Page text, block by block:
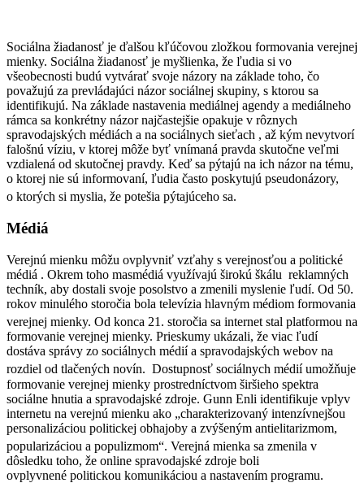
Sociálna žiadanosť je ďalšou kľúčovou zložkou formovania verejnej
mienky. Sociálna žiadanosť je myšlienka, že ľudia si vo
všeobecnosti budú vytvárať svoje názory na základe toho, čo
považujú za prevládajúci názor sociálnej skupiny, s ktorou sa
identifikujú. Na základe nastavenia mediálnej agendy a mediálneho
rámca sa konkrétny názor najčastejšie opakuje v rôznych
spravodajských médiách a na sociálnych sieťach , až kým nevytvorí
falošnú víziu, v ktorej môže byť vnímaná pravda skutočne veľmi
vzdialená od skutočnej pravdy. Keď sa pýtajú na ich názor na tému,
o ktorej nie sú informovaní, ľudia často poskytujú pseudonázory,
o ktorých si myslia, že potešia pýtajúceho sa.
Médiá
Verejnú mienku môžu ovplyvniť vzťahy s verejnosťou a politické
médiá . Okrem toho masmédiá využívajú širokú škálu reklamných
techník, aby dostali svoje posolstvo a zmenili myslenie ľudí. Od 50.
rokov minulého storočia bola televízia hlavným médiom formovania
verejnej mienky. Od konca 21. storočia sa internet stal platformou na
formovanie verejnej mienky. Prieskumy ukázali, že viac ľudí
dostáva správy zo sociálnych médií a spravodajských webov na
rozdiel od tlačených novín. Dostupnosť sociálnych médií umožňuje
formovanie verejnej mienky prostredníctvom širšieho spektra
sociálne hnutia a spravodajské zdroje. Gunn Enli identifikuje vplyv
internetu na verejnú mienku ako „charakterizovaný intenzívnejšou
personalizáciou politickej obhajoby a zvýšeným antielitarizmom,
popularizáciou a populizmom“. Verejná mienka sa zmenila v
dôsledku toho, že online spravodajské zdroje boli
ovplyvnené politickou komunikáciou a nastavením programu.